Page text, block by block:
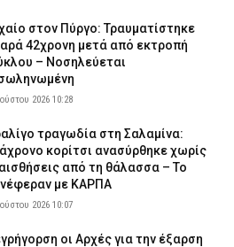
στον Πύργο: Τραυματίστηκε
42χρονη μετά από εκτροπή
– Νοσηλεύεται
2026 10:28
τραγωδία στη Σαλαμίνα:
κορίτσι ανασύρθηκε χωρίς
από τη θάλασσα – Το
με ΚΑΡΠΑ
2026 10:07
οι Αρχές για την έξαρση